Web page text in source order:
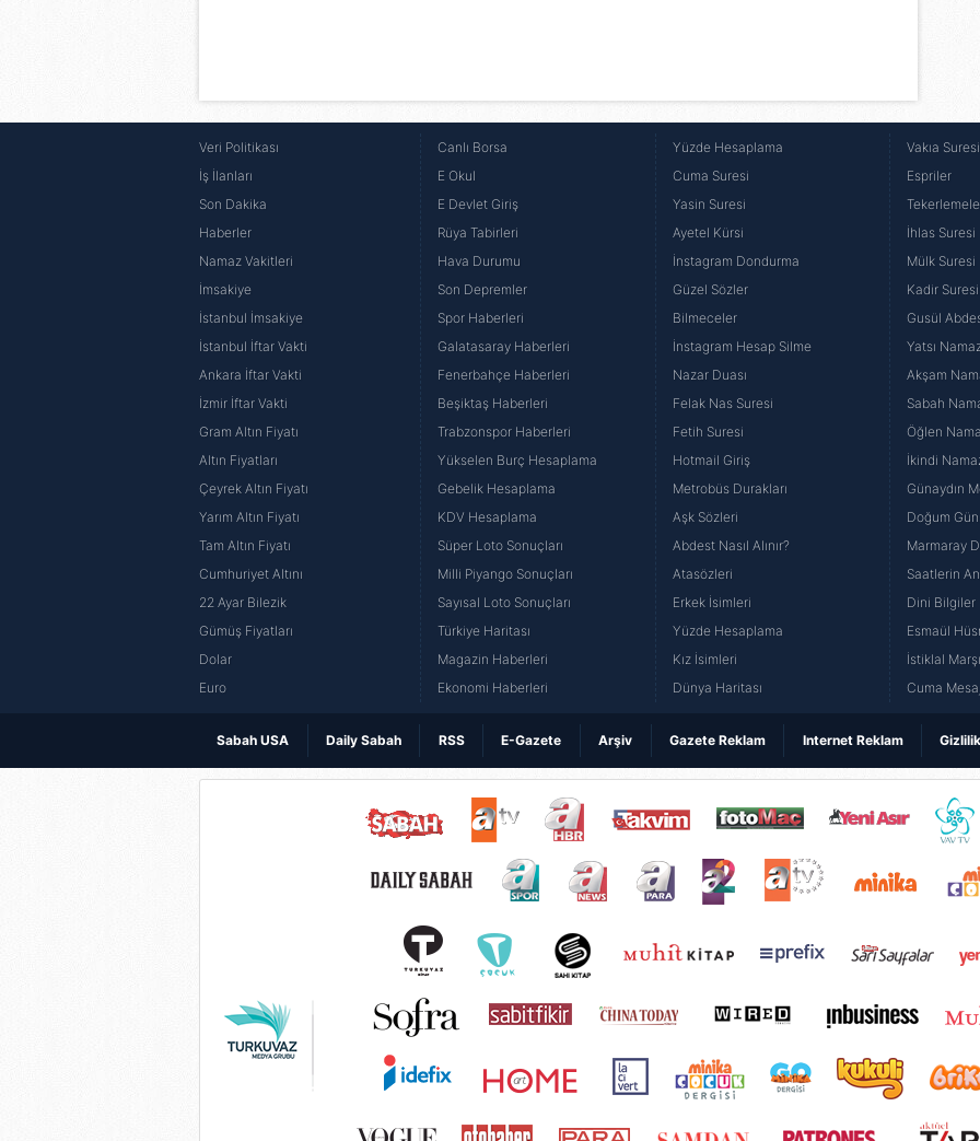
Veri Politikası
İş İlanları
Son Dakika
Haberler
Namaz Vakitleri
İmsakiye
İstanbul İmsakiye
İstanbul İftar Vakti
Ankara İftar Vakti
İzmir İftar Vakti
Gram Altın Fiyatı
Altın Fiyatları
Çeyrek Altın Fiyatı
Yarım Altın Fiyatı
Tam Altın Fiyatı
Cumhuriyet Altını
22 Ayar Bilezik
Gümüş Fiyatları
Dolar
Euro
Canlı Borsa
E Okul
E Devlet Giriş
Rüya Tabirleri
Hava Durumu
Son Depremler
Spor Haberleri
Galatasaray Haberleri
Fenerbahçe Haberleri
Beşiktaş Haberleri
Trabzonspor Haberleri
Yükselen Burç Hesaplama
Gebelik Hesaplama
KDV Hesaplama
Süper Loto Sonuçları
Milli Piyango Sonuçları
Sayısal Loto Sonuçları
Türkiye Haritası
Magazin Haberleri
Ekonomi Haberleri
Yüzde Hesaplama
Cuma Suresi
Yasin Suresi
Ayetel Kürsi
İnstagram Dondurma
Güzel Sözler
Bilmeceler
İnstagram Hesap Silme
Nazar Duası
Felak Nas Suresi
Fetih Suresi
Hotmail Giriş
Metrobüs Durakları
Aşk Sözleri
Abdest Nasıl Alınır?
Atasözleri
Erkek İsimleri
Yüzde Hesaplama
Kız İsimleri
Dünya Haritası
Vakıa Suresi
Espriler
İhlas Suresi
Mülk Suresi
Kadir Suresi
Gusül
Yatsı
Akşam
Sabah
Öğlen
İkindi
Günaydın
Doğum
Marmaray
Saatlerin
Dini Bilgiler
Esmaül
İstiklal Marşı
Cuma
Sabah USA Daily Sabah RSS E-Gazete Arşiv Gazete Reklam Internet Reklam